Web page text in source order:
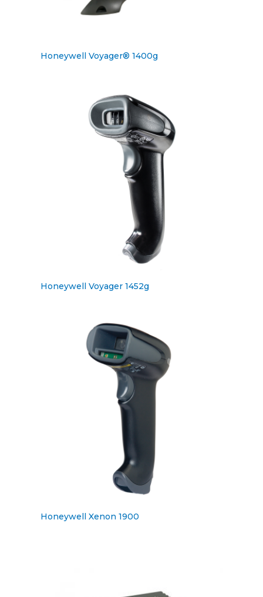
Honeywell Voyager® 1400g
Honeywell Voyager 1452g
Honeywell Xenon 1900